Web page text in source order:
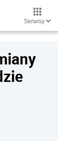
Serwisy